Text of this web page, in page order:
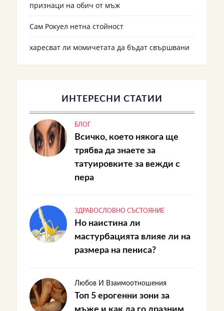
признаци на обич от мъж
Сам Рокуел нетна стойност
харесват ли момичетата да бъдат свършвани
ИНТЕРЕСНИ СТАТИИ
БЛОГ
Всичко, което някога ще
трябва да знаете за
татуировките за вежди с
пера
ЗДРАВОСЛОВНО СЪСТОЯНИЕ
Но наистина ли
мастурбацията влияе ли на
размера на пениса?
Любов И Взаимоотношения
Топ 5 ерогенни зони за